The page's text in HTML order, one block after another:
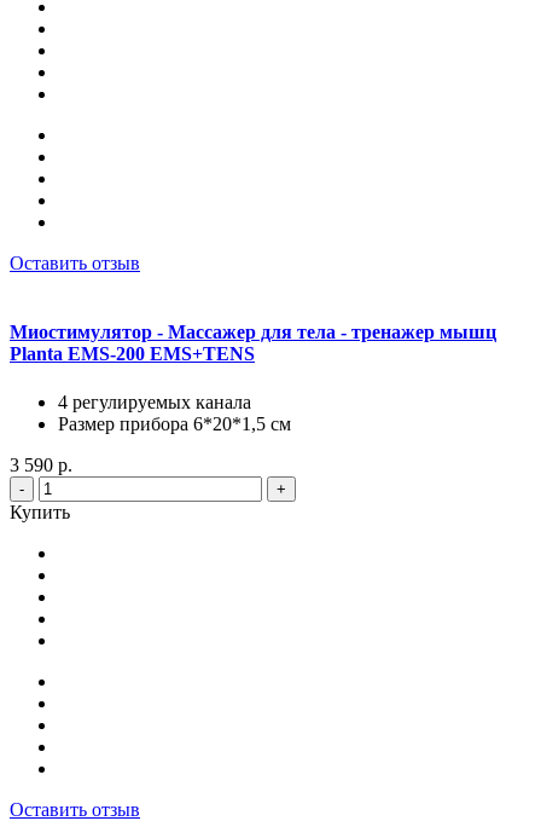
Оставить отзыв
Миостимулятор - Массажер для тела - тренажер мышц
Planta EMS-200 EMS+TENS
4 регулируемых канала
Размер прибора 6*20*1,5 см
3 590 р.
- +
Купить
Оставить отзыв